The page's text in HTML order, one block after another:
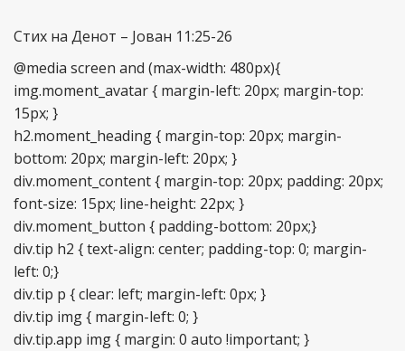
Стих на Денот – Јован 11:25-26
@media screen and (max-width: 480px){
img.moment_avatar { margin-left: 20px; margin-top:
15px; }
h2.moment_heading { margin-top: 20px; margin-
bottom: 20px; margin-left: 20px; }
div.moment_content { margin-top: 20px; padding: 20px;
font-size: 15px; line-height: 22px; }
div.moment_button { padding-bottom: 20px;}
div.tip h2 { text-align: center; padding-top: 0; margin-
left: 0;}
div.tip p { clear: left; margin-left: 0px; }
div.tip img { margin-left: 0; }
div.tip.app img { margin: 0 auto !important; }